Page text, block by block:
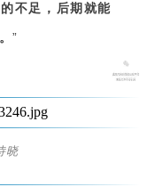
不足，后期就能
”
晓